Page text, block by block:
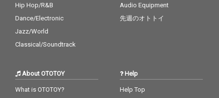
Hip Hop/R&B
Dance/Electronic
Jazz/World
Classical/Soundtrack
Audio Equipment
先週のオトトイ
About OTOTOY
What is OTOTOY?
Help
Help Top